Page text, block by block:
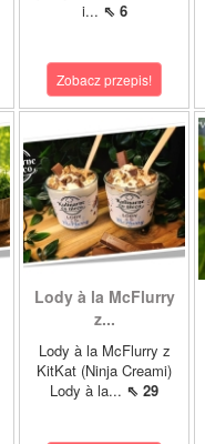
i... ⇖ 6
Zobacz przepis!
Lody à la McFlurry
z...
Lody à la McFlurry z
KitKat (Ninja Creami)
Lody à la... ⇖ 29